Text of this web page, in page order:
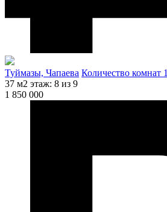
Туймазы, Чапаева Количество комнат 1
37 м2 этаж: 8 из 9
1 850 000